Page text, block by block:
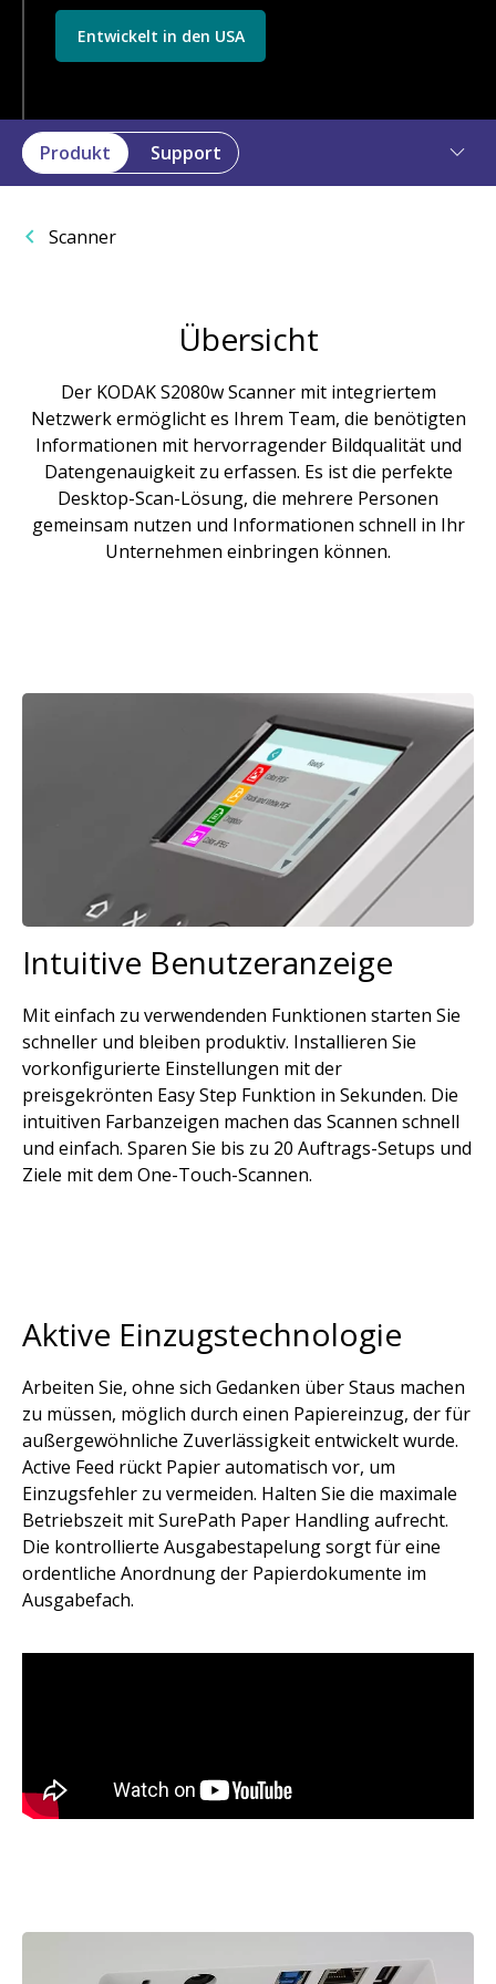
Entwickelt in den USA
Produkt Support
Scanner
Übersicht
Der KODAK S2080w Scanner mit integriertem
Netzwerk ermöglicht es Ihrem Team, die benötigten
Informationen mit hervorragender Bildqualität und
Datengenauigkeit zu erfassen. Es ist die perfekte
Desktop-Scan-Lösung, die mehrere Personen
gemeinsam nutzen und Informationen schnell in Ihr
Unternehmen einbringen können.
Bild
Intuitive Benutzeranzeige
Mit einfach zu verwendenden Funktionen starten Sie
schneller und bleiben produktiv. Installieren Sie
vorkonfigurierte Einstellungen mit der
preisgekrönten Easy Step Funktion in Sekunden. Die
intuitiven Farbanzeigen machen das Scannen schnell
und einfach. Sparen Sie bis zu 20 Auftrags-Setups und
Ziele mit dem One-Touch-Scannen.
Aktive Einzugstechnologie
Arbeiten Sie, ohne sich Gedanken über Staus machen
zu müssen, möglich durch einen Papiereinzug, der für
außergewöhnliche Zuverlässigkeit entwickelt wurde.
Active Feed rückt Papier automatisch vor, um
Einzugsfehler zu vermeiden. Halten Sie die maximale
Betriebszeit mit SurePath Paper Handling aufrecht.
Die kontrollierte Ausgabestapelung sorgt für eine
ordentliche Anordnung der Papierdokumente im
Ausgabefach.